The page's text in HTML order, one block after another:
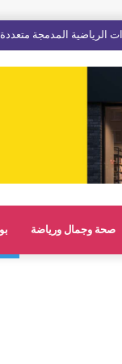
صحة وجمال ورياضة